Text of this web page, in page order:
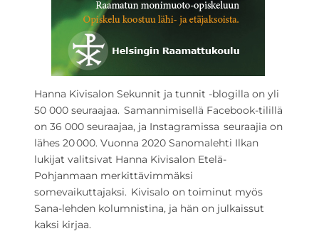
Hanna Kivisalon Sekunnit ja tunnit -blogilla on yli
50 000 seuraajaa. Samannimisellä Facebook-tilillä
on 36 000 seuraajaa, ja Instagramissa seuraajia on
lähes 20 000. Vuonna 2020 Sanomalehti Ilkan
lukijat valitsivat Hanna Kivisalon Etelä-
Pohjanmaan merkittävimmäksi
somevaikuttajaksi. Kivisalo on toiminut myös
Sana-lehden kolumnistina, ja hän on julkaissut
kaksi kirjaa.